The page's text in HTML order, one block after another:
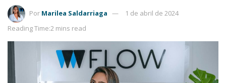
Por Marilea Saldarriaga
1 de abril de 2024
Reading Time:2 mins read